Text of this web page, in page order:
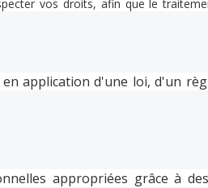
vos droits, afin que le
application d'une loi, d'un
appropriées grâce à